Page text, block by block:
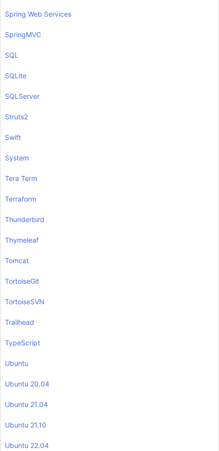
Spring Web Services
SpringMVC
SQL
SQLite
SQLServer
Struts2
Swift
System
Tera Term
Terraform
Thunderbird
Thymeleaf
Tomcat
TortoiseGit
TortoiseSVN
Trailhead
TypeScript
Ubuntu
Ubuntu 20.04
Ubuntu 21.04
Ubuntu 21.10
Ubuntu 22.04